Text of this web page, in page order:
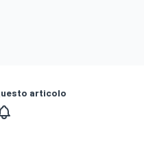
articolo